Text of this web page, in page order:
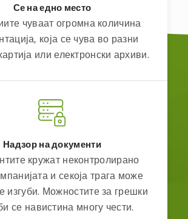
Се на едно место
чуваат огромна количина
која се чува во разни
или електронски архиви.
Надзор на документи
кружат неконтролирано
и секоја трага може
изгуби. Можностите за грешки
се навистина многу чести.